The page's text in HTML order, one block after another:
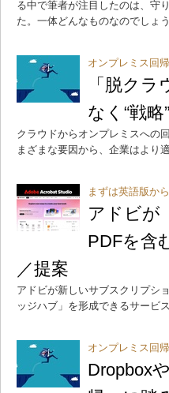
る中で筆者が注目したのは、守
た。一体どんなものなのでしょう
オンプレミス回
「脱ク
なく“戦
クラウドからオンプレミスへの
まざまな要因から、企業はより
まずは英語版から
アドビが
PDFを含
／提案
アドビが新しいサブスクリプシ
ッジハブ」を形成できるサービ
オンプレミス回
Dropbox